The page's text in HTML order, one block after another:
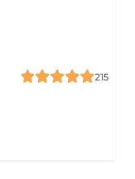
215